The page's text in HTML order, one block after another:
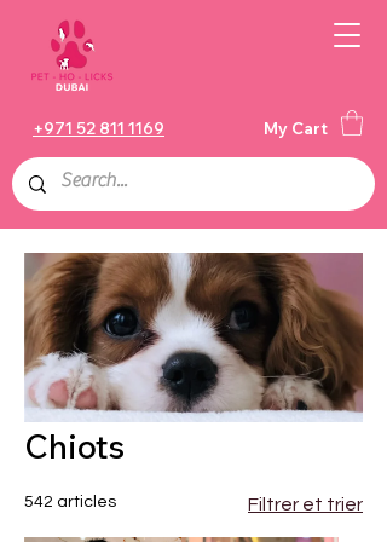
+971 52 811 1169 My Cart
Chiots
542 articles Filtrer et trier